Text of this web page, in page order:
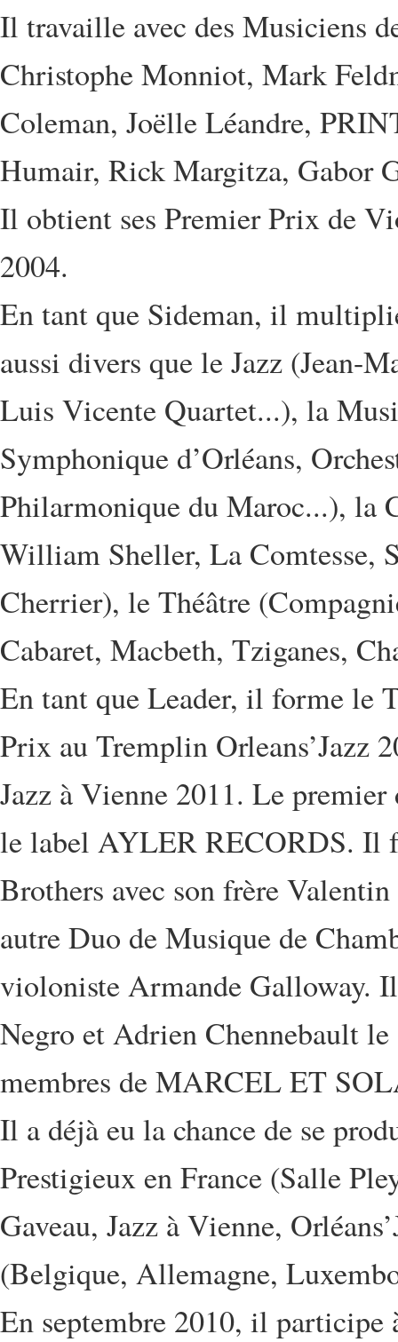
Il travaille avec des Musiciens
Christophe Monniot, Mark
Coleman, Joëlle Léandre,
Humair, Rick Margitza, Gabor
Il obtient ses Premier Prix de
2004.
En tant que Sideman, il
aussi divers que le Jazz
Luis Vicente Quartet...), la
Symphonique d’Orléans,
Philarmonique du Maroc...), la
William Sheller, La Comtesse,
Cherrier), le Théâtre
Cabaret, Macbeth, Tziganes,
En tant que Leader, il forme le
Prix au Tremplin Orleans’Jazz
Jazz à Vienne 2011. Le
le label AYLER RECORDS. Il
Brothers avec son frère
autre Duo de Musique de
violoniste Armande Galloway.
Negro et Adrien Chennebault
membres de MARCEL ET
Il a déjà eu la chance de se
Prestigieux en France (Salle
Gaveau, Jazz à Vienne,
(Belgique, Allemagne,
En septembre 2010, il